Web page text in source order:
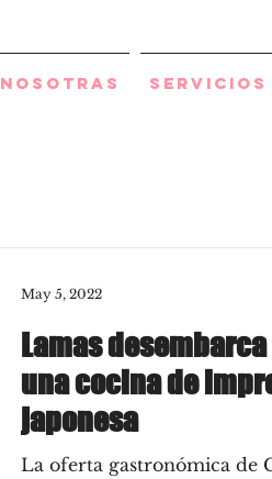
Nosotras Servicios
Lamas
una cocina de
japonesa
La oferta gastronómica de
May 5, 2022